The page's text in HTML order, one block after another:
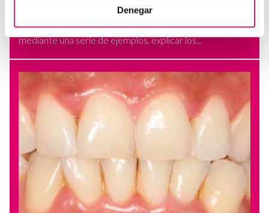
Denegar
Gingivitis asociada a placa en ortodoncia
Este proyecto de Casos Clínicos E.T.E.P. pretende,
mediante una serie de ejemplos, explicar los...